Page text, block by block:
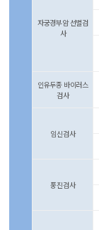
자궁경부암 선별검
사
인유두종 바이러스
검사
임신검사
풍진검사